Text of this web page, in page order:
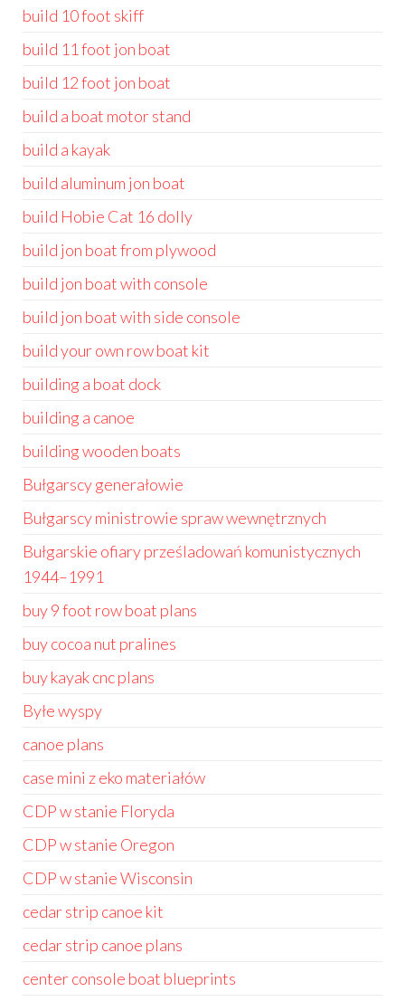
build 10 foot skiff
build 11 foot jon boat
build 12 foot jon boat
build a boat motor stand
build a kayak
build aluminum jon boat
build Hobie Cat 16 dolly
build jon boat from plywood
build jon boat with console
build jon boat with side console
build your own row boat kit
building a boat dock
building a canoe
building wooden boats
Bułgarscy generałowie
Bułgarscy ministrowie spraw wewnętrznych
Bułgarskie ofiary prześladowań komunistycznych
1944–1991
buy 9 foot row boat plans
buy cocoa nut pralines
buy kayak cnc plans
Byłe wyspy
canoe plans
case mini z eko materiałów
CDP w stanie Floryda
CDP w stanie Oregon
CDP w stanie Wisconsin
cedar strip canoe kit
cedar strip canoe plans
center console boat blueprints